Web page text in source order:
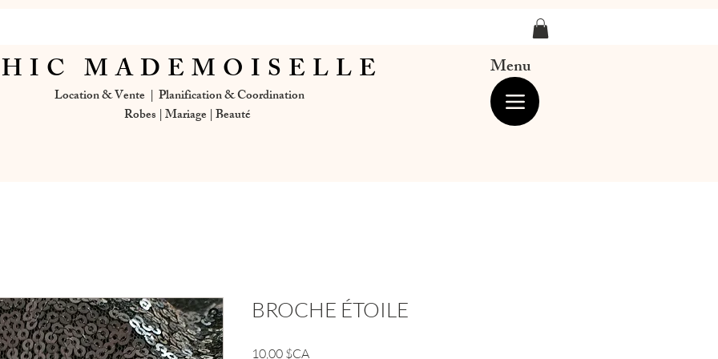
Location & Vente | Planification & Coordination
MADEMOISELLE Menu
Robes | Mariage | Beauté
BROCHE ÉTOILE
10,00 $CAPrix